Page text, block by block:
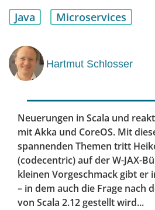
Java Microservices
Hartmut Schlosser
Neuerungen in Scala und
mit Akka und CoreOS. Mit
spannenden Themen tritt
(codecentric) auf der W-JAX-
kleinen Vorgeschmack gibt er
– in dem auch die Frage nach
von Scala 2.12 gestellt wird...